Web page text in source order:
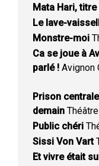
Mata Hari,
Le lave-
Monstre-moi
Ca se joue à
parlé ! Avignon
Prison
demain
Public chéri
Sissi Von Vart
Et vivre était